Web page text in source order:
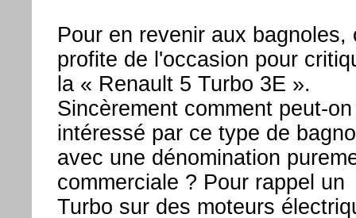
Pour en revenir aux bagnoles,
profite de l'occasion pour
la « Renault 5 Turbo 3E ».
Sincèrement comment peut-
intéressé par ce type de
avec une dénomination
commerciale ? Pour rappel un
Turbo sur des moteurs